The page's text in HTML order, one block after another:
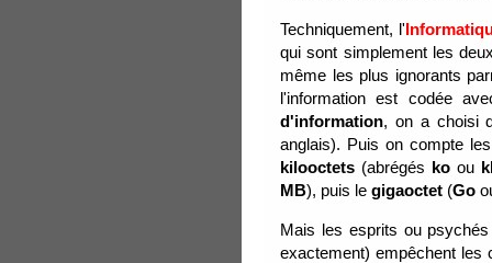
Techniquement, l'
qui sont simplement les
même les plus ignorants
l'information est codée
d'information, on a choisi
anglais). Puis on compte
kilooctets (abrégés koou
MB), puis le gigaoctet (Go
Mais les esprits ou
exactement) empêchent les